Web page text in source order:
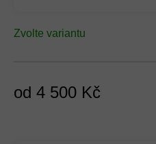
od 4 500 Kč
Zvolte variantu